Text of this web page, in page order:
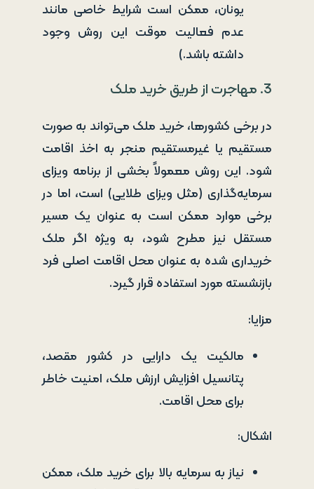
یونان، ممکن است شرایط خاصی مانند
عدم فعالیت موقت این روش وجود
داشته باشد.)
3. مهاجرت از طریق خرید ملک
در برخی کشورها، خرید ملک می‌تواند به صورت
مستقیم یا غیرمستقیم منجر به اخذ اقامت
شود. این روش معمولاً بخشی از برنامه ویزای
سرمایه‌گذاری (مثل ویزای طلایی) است، اما در
برخی موارد ممکن است به عنوان یک مسیر
مستقل نیز مطرح شود، به ویژه اگر ملک
خریداری شده به عنوان محل اقامت اصلی فرد
بازنشسته مورد استفاده قرار گیرد.
مزایا:
مالکیت یک دارایی در کشور مقصد،
پتانسیل افزایش ارزش ملک، امنیت خاطر
برای محل اقامت.
اشکال:
نیاز به سرمایه بالا برای خرید ملک، ممکن